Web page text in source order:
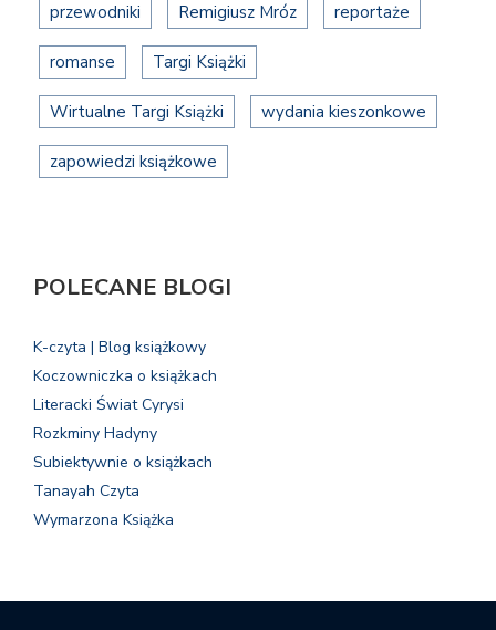
przewodniki Remigiusz Mróz reportaże
romanse Targi Książki
Wirtualne Targi Książki wydania kieszonkowe
zapowiedzi książkowe
POLECANE BLOGI
K-czyta | Blog książkowy
Koczowniczka o książkach
Literacki Świat Cyrysi
Rozkminy Hadyny
Subiektywnie o książkach
Tanayah Czyta
Wymarzona Książka